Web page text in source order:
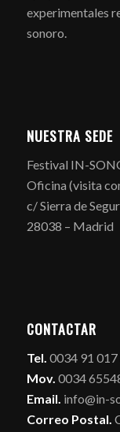
experimentales
sonoro.
NUESTRA SEDE
Festival IN-
Oficina (visita
c/ Sierra de
28038 – Madrid
CONTACTAR
Tel. 0034 91 017
Mov. 0034
Email. info@in-
Correo Postal.